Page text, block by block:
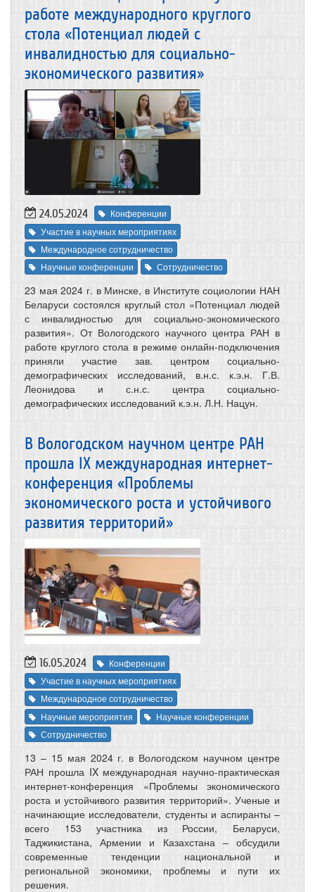
работе международного круглого
стола «Потенциал людей с
инвалидностью для социально-
экономического развития»
24.05.2024
Конференции
Участие в научных мероприятиях
Международное сотрудничество
Научные конференции
Сотрудничество
23 мая 2024 г. в Минске, в Институте социологии НАН
Беларуси состоялся круглый стол «Потенциал людей
с инвалидностью для социально-экономического
развития». От Вологодского научного центра РАН в
работе круглого стола в режиме онлайн-подключения
приняли участие зав. центром социально-
демографических исследований, в.н.с. к.э.н. Г.В.
Леонидова и с.н.с. центра социально-
демографических исследований к.э.н. Л.Н. Нацун.
В Вологодском научном центре РАН
прошла IX международная интернет-
конференция «Проблемы
экономического роста и устойчивого
развития территорий»
16.05.2024
Конференции
Участие в научных мероприятиях
Международное сотрудничество
Научные мероприятия
Научные конференции
Сотрудничество
13 – 15 мая 2024 г. в Вологодском научном центре
РАН прошла IX международная научно-практическая
интернет-конференция «Проблемы экономического
роста и устойчивого развития территорий». Ученые и
начинающие исследователи, студенты и аспиранты –
всего 153 участника из России, Беларуси,
Таджикистана, Армении и Казахстана – обсудили
современные тенденции национальной и
региональной экономики, проблемы и пути их
решения.